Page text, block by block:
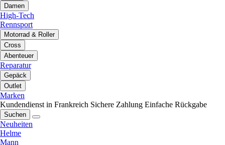
Damen
High-Tech
Rennsport
Motorrad & Roller
Cross
Abenteuer
Reparatur
Gepäck
Outlet
Marken
Kundendienst in Frankreich Sichere Zahlung Einfache Rückgabe
Suchen
Neuheiten
Helme
Mann